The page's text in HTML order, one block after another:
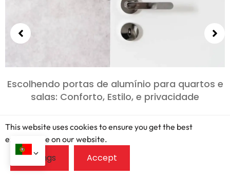
Escolhendo portas de alumínio para quartos e
salas: Conforto, Estilo, e privacidade
This website uses cookies to ensure you get the best
exprerience on our website.